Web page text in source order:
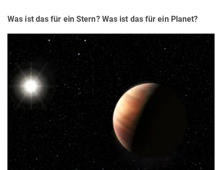
Was ist das für ein Stern? Was ist das für ein Planet?